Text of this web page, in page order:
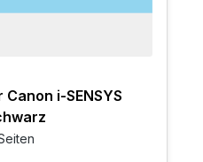
i-SENSYS